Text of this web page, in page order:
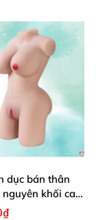
dục bán thân
khối cao